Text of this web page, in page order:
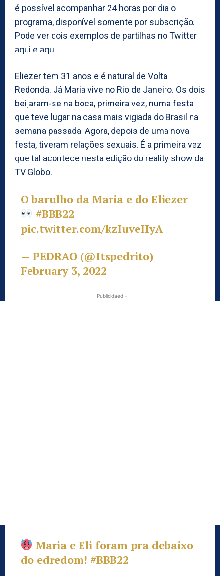
é possível acompanhar 24 horas por dia o
programa, disponível somente por subscrição.
Pode ver dois exemplos de partilhas no Twitter
aqui e aqui.
Eliezer tem 31 anos e é natural de Volta
Redonda. Já Maria vive no Rio de Janeiro. Os dois
beijaram-se na boca, primeira vez, numa festa
que teve lugar na casa mais vigiada do Brasil na
semana passada. Agora, depois de uma nova
festa, tiveram relações sexuais. É a primeira vez
que tal acontece nesta edição do reality show da
TV Globo.
O barulho da Maria e do Eliezer
#BBB22
pic.twitter.com/kzIuveIIyA
— PEDRAO (@Itspedrito)
February 3, 2022
- Publicidaed -
Maria e Eli foram pra debaixo
do edredom! #BBB22